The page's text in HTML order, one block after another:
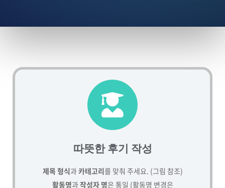
따뜻한 후기 작성
제목 형식과카테고리를 맞춰 주세요. (그림 참조)
활동명과작성자 명은 통일 (활동명 변경은